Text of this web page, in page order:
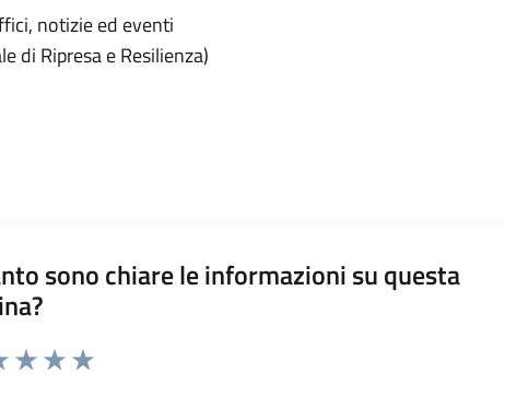
notizie ed eventi
di Ripresa e Resilienza)
sono chiare le informazioni su questa
da 1 a 5 stelle la pagina